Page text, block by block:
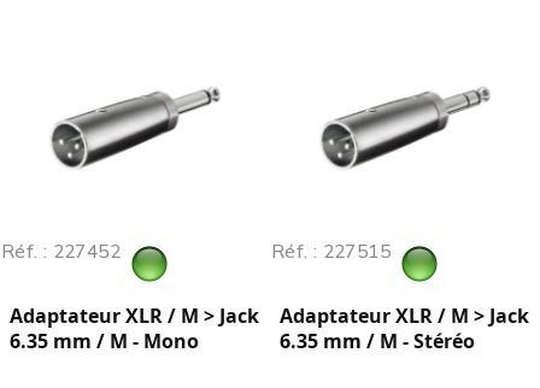
Réf. : 227452
Adaptateur XLR / M > Jack
6.35 mm / M - Mono
Réf. : 227515
Adaptateur XLR / M > Jack
6.35 mm / M - Stéréo